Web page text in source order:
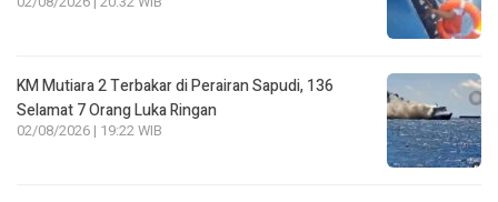
KM Mutiara 2 Terbakar di Perairan Sapudi, 136
Selamat 7 Orang Luka Ringan
02/08/2026 | 19:22 WIB